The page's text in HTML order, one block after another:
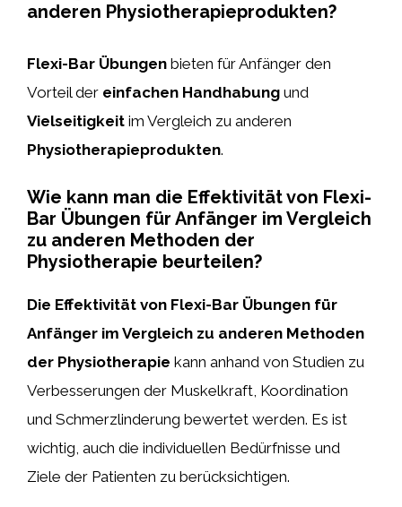
anderen Physiotherapieprodukten?
Flexi-Bar Übungen bieten für Anfänger den
Vorteil der einfachen Handhabung und
Vielseitigkeit im Vergleich zu anderen
Physiotherapieprodukten.
Wie kann man die Effektivität von Flexi-
Bar Übungen für Anfänger im Vergleich
zu anderen Methoden der
Physiotherapie beurteilen?
Die Effektivität von Flexi-Bar Übungen für
Anfänger im Vergleich zu anderen Methoden
der Physiotherapie kann anhand von Studien zu
Verbesserungen der Muskelkraft, Koordination
und Schmerzlinderung bewertet werden. Es ist
wichtig, auch die individuellen Bedürfnisse und
Ziele der Patienten zu berücksichtigen.